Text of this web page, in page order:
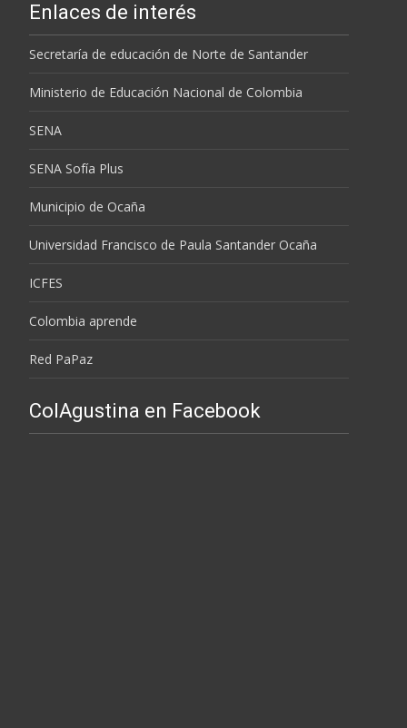
Enlaces de interés
Secretaría de educación de Norte de Santander
Ministerio de Educación Nacional de Colombia
SENA
SENA Sofía Plus
Municipio de Ocaña
Universidad Francisco de Paula Santander Ocaña
ICFES
Colombia aprende
Red PaPaz
ColAgustina en Facebook